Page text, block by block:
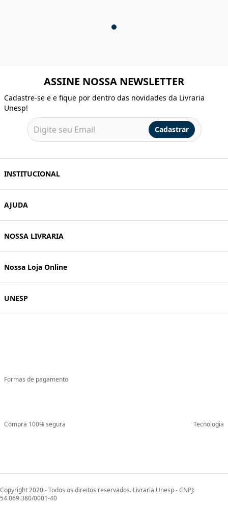
ASSINE NOSSA NEWSLETTER
Cadastre-se e e fique por dentro das novidades da Livraria
Unesp!
Cadastrar
INSTITUCIONAL
AJUDA
NOSSA LIVRARIA
Nossa Loja Online
UNESP
Formas de pagamento
Compra 100% segura Tecnologia
Copyright 2020 - Todos os direitos reservados. Livraria Unesp - CNPJ:
54.069.380/0001-40